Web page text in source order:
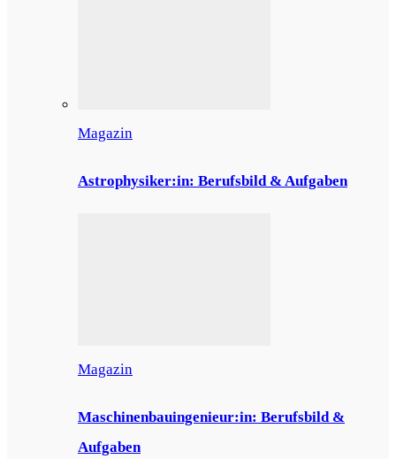
Magazin
Astrophysiker:in: Berufsbild & Aufgaben
Magazin
Maschinenbauingenieur:in: Berufsbild &
Aufgaben